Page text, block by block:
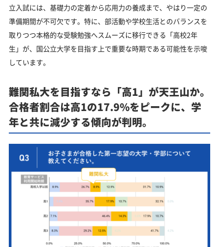
立入試には、基礎力の定着から応用力の養成まで、やはり一定の
準備期間が不可欠です。特に、部活動や学校生活とのバランスを
取りつつ本格的な受験勉強へスムーズに移行できる「高校2年
生」が、国公立大学を目指す上で重要な時期である可能性を示唆
しています。
難関私大を目指すなら「高1」が天王山か。
合格者割合は高1の17.9%をピークに、学
年と共に減少する傾向が判明。